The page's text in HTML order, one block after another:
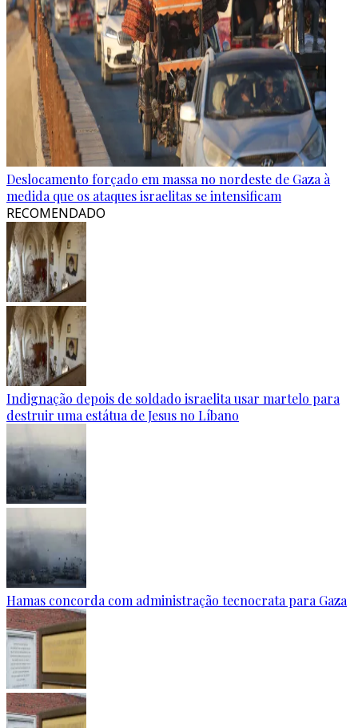
Deslocamento forçado em massa no nordeste de Gaza à
medida que os ataques israelitas se intensificam
RECOMENDADO
Indignação depois de soldado israelita usar martelo para
destruir uma estátua de Jesus no Líbano
Hamas concorda com administração tecnocrata para Gaza